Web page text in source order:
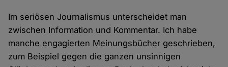
Im seriösen Journalismus unterscheidet man
zwischen Information und Kommentar. Ich habe
manche engagierten Meinungsbücher geschrieben,
zum Beispiel gegen die ganzen unsinnigen